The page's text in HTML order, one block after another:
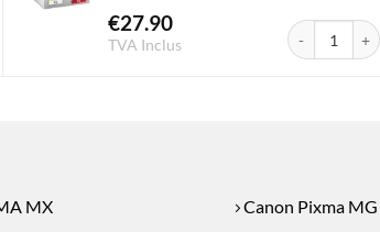
Canon CL-541XL Couleur
€27.90
TVA Inclus
quantité de
MX Canon Pixma